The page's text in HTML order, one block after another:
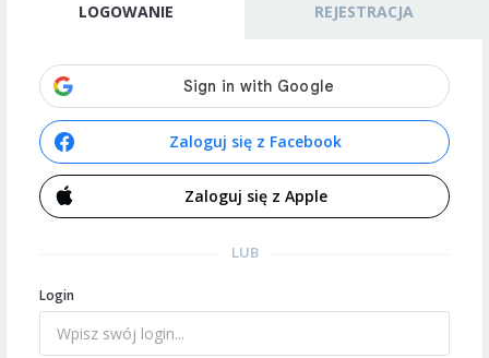
LOGOWANIE REJESTRACJA
Zaloguj się z Facebook
Zaloguj się z Apple
LUB
Login